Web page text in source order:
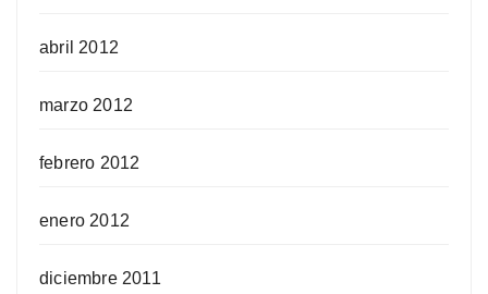
abril 2012
marzo 2012
febrero 2012
enero 2012
diciembre 2011